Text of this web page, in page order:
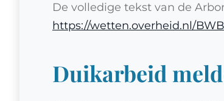
De volledige tekst van de
https://wetten.overheid.nl/
Duikarbeid